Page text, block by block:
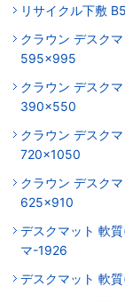
リサイクル下敷
クラウン デスク
595×995
クラウン デスク
390×550
クラウン デスク
720×1050
クラウン デスク
625×910
デスクマット 軟
マ-1926
デスクマット 軟